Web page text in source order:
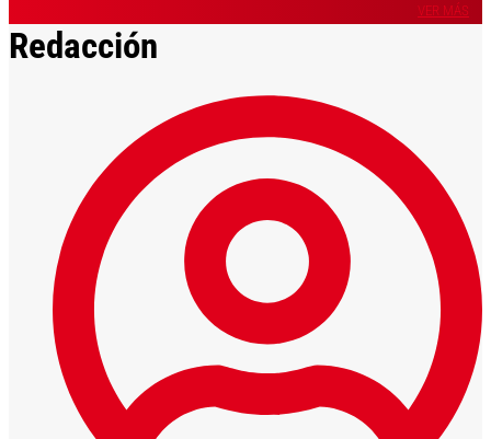
VER MÁS
Redacción